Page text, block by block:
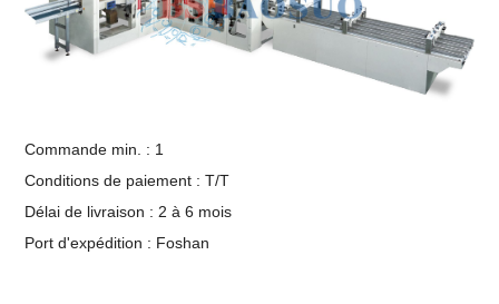
Commande min. : 1
Conditions de paiement : T/T
Délai de livraison : 2 à 6 mois
Port d'expédition : Foshan